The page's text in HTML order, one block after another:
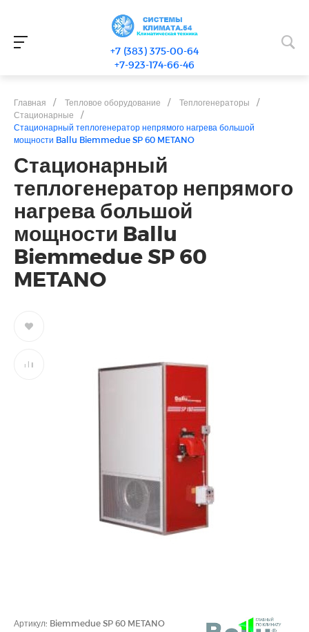
+7 (383) 375-00-64
+7-923-174-66-46
Главная / Тепловое оборудование / Теплогенераторы
/
Стационарные
/
Стационарный теплогенератор непрямого нагрева большой
мощности Ballu Biemmedue SP 60 METANO
Стационарный
теплогенератор непрямого
нагрева большой
мощности Ballu
Biemmedue SP 60
METANO
Артикул: Biemmedue SP 60 METANO